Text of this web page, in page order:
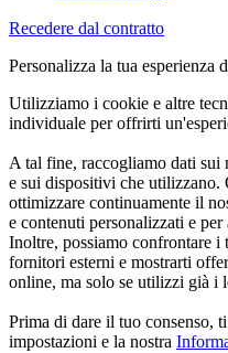
Recedere dal contratto
Personalizza la tua esperienza
Utilizziamo i cookie e altre
individuale per offrirti
A tal fine, raccogliamo dati sui
e sui dispositivi che
ottimizzare continuamente il
e contenuti personalizzati e
Inoltre, possiamo confrontare
fornitori esterni e mostrarti
online, ma solo se utilizzi già i
Prima di dare il tuo consenso,
impostazioni e la nostra